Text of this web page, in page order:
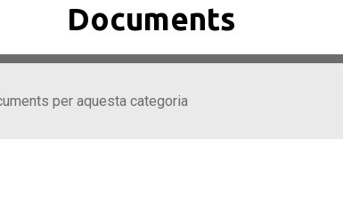
Documents
per aquesta categoria